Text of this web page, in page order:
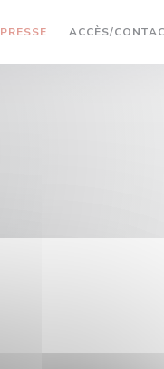
PRESSE ACCÈS/